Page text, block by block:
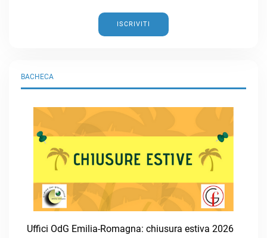
BACHECA
Uffici OdG Emilia-Romagna: chiusura estiva 2026
ISCRIVITI